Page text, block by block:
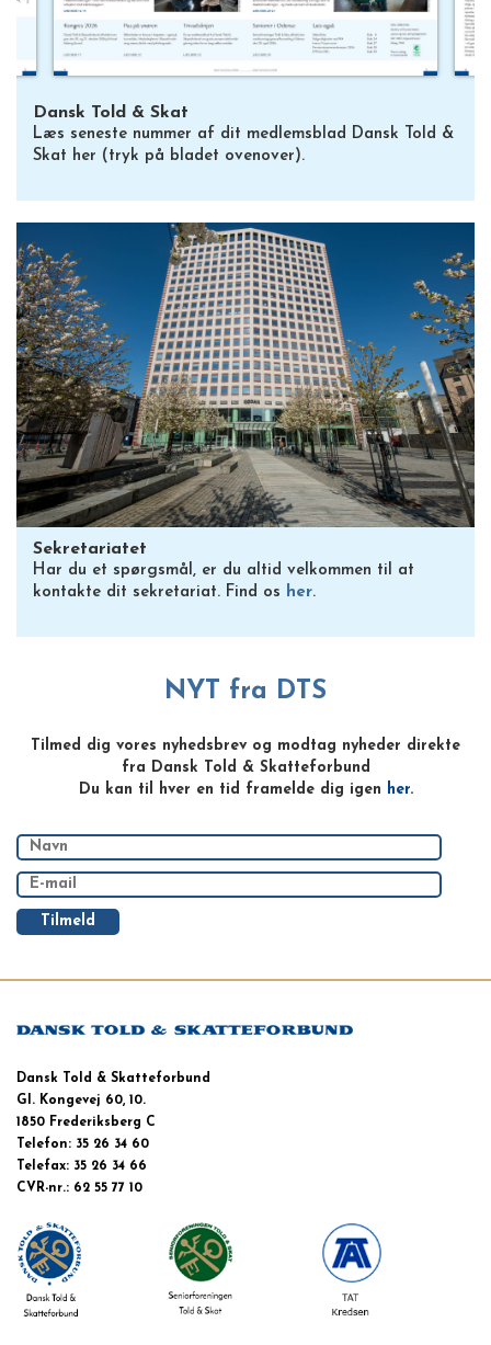
Dansk Told & Skat
Læs seneste nummer af dit medlemsblad Dansk Told &
Skat her (tryk på bladet ovenover).
Sekretariatet
Har du et spørgsmål, er du altid velkommen til at
kontakte dit sekretariat. Find os her.
NYT fra DTS
Tilmed dig vores nyhedsbrev og modtag nyheder direkte
fra Dansk Told & Skatteforbund
Du kan til hver en tid framelde dig igen her.
Dansk Told & Skatteforbund
Gl. Kongevej 60, 10.
1850 Frederiksberg C
Telefon: 35 26 34 60
Telefax: 35 26 34 66
CVR-nr.: 62 55 77 10